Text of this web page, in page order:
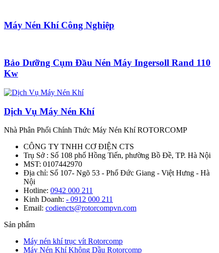
Máy Nén Khí Công Nghiệp
Bảo Dưỡng Cụm Đầu Nén Máy Ingersoll Rand 110
Kw
Dịch Vụ Máy Nén Khí
Nhà Phân Phối Chính Thức Máy Nén Khí ROTORCOMP
CÔNG TY TNHH CƠ ĐIỆN CTS
Trụ Sở : Số 108 phố Hồng Tiến, phường Bồ Đề, TP. Hà Nội
MST: 0107442970
Địa chỉ: Số 107- Ngõ 53 - Phố Đức Giang - Việt Hưng - Hà
Nội
Hotline: 0942 000 211
Kinh Doanh: - 0912 000 211
Email: codiencts@rotorcompvn.com
Sản phẩm
Máy nén khí trục vít Rotorcomp
Máy Nén Khí Không Dầu Rotorcomp